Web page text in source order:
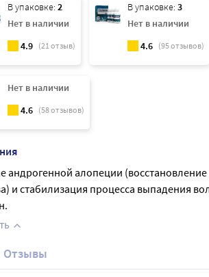
В упаковке: 2
Нет в наличии
4.9
(21отзыв)
В упаковке: 3
Нет в наличии
4.6
(95отзывов)
Нет в наличии
4.6
(58отзывов)
андрогенной алопеции (восстановление
и стабилизация процесса выпадения
Отзывы